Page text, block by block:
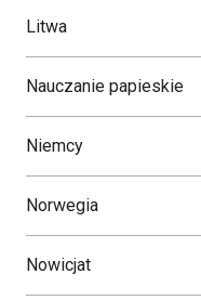
Litwa
Nauczanie papieskie
Niemcy
Norwegia
Nowicjat